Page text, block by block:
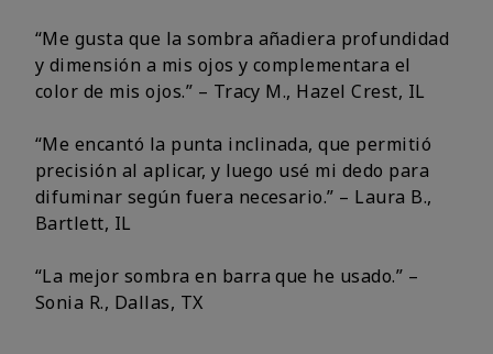
“Me gusta que la sombra añadiera profundidad
y dimensión a mis ojos y complementara el
color de mis ojos.” – Tracy M., Hazel Crest, IL
“Me encantó la punta inclinada, que permitió
precisión al aplicar, y luego usé mi dedo para
difuminar según fuera necesario.” – Laura B.,
Bartlett, IL
“La mejor sombra en barra que he usado.” –
Sonia R., Dallas, TX